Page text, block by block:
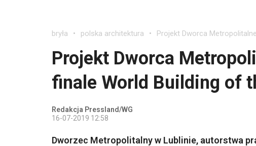
bryła polska architektura Projekt Dworca
Projekt Dworca
finale World Building of
Redakcja Pressland/WG
16-07-2019 12:58
Dworzec Metropolitalny w Lublinie, autorstwa